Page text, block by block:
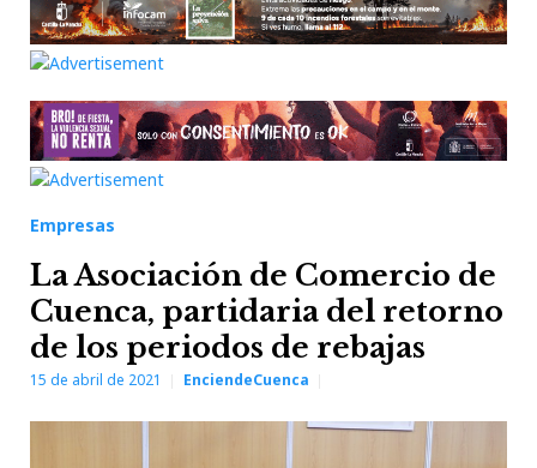
Empresas
La Asociación de Comercio de
Cuenca, partidaria del retorno
de los periodos de rebajas
15 de abril de 2021 EnciendeCuenca